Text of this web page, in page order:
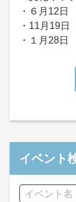
・６月12
・11月19
・１月28
イベント